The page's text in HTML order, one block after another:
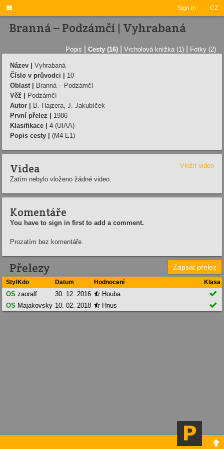
Sign in CZ

Branná – Podzámčí­ | Vyhrabaná
Popis Cesty (16) Vrcholová knížka (1) Fotky (2)
Název |
Vyhrabaná
Číslo v průvodci |
10
Oblast |
Branná – Podzámčí­
Věž |
Podzámčí­
Autor |
B. Hajzera, J. Jakubí­ček
První přelez |
1986
Klasifikace |
4 (UIAA)
Popis cesty |
(M4 E1)
Videa
Vložit video
Zatím nebylo vloženo žádné video.
Komentáře
You have to sign in first to add a comment.
Prozatím bez komentáře.
Přelezy Zapsat přelez
StylKdo Datum Hodnocení Klasa
OS zaoralf 30. 12. 2016  Houba

OS Majakovsky 10. 02. 2018  Hnus 
